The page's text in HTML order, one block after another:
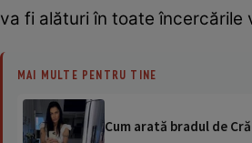
va fi alături în toate încercările
MAI MULTE PENTRU TINE
Cum arată bradul de